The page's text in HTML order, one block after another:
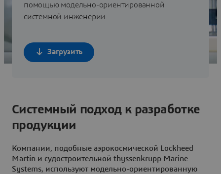
помощью модельно-ориентированной
системной инженерии.
Загрузить
Системный подход к разработке
продукции
Компании, подобные аэрокосмической Lockheed
Martin и судостроительной thyssenkrupp Marine
Systems, используют модельно-ориентированную